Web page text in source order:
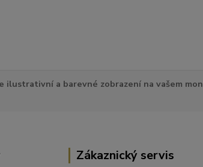
ilustrativní a barevné zobrazení na vašem
Zákaznický servis